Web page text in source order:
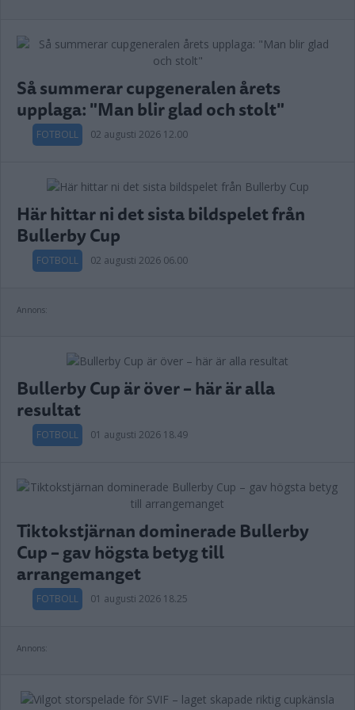
Så summerar cupgeneralen årets
upplaga: "Man blir glad och stolt"
FOTBOLL 02 augusti 2026 12.00
Här hittar ni det sista bildspelet från
Bullerby Cup
FOTBOLL 02 augusti 2026 06.00
Annons:
Bullerby Cup är över – här är alla
resultat
FOTBOLL 01 augusti 2026 18.49
Tiktokstjärnan dominerade Bullerby
Cup – gav högsta betyg till
arrangemanget
FOTBOLL 01 augusti 2026 18.25
Annons: